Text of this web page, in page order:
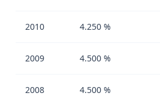
2010 4.250 %
2009 4.500 %
2008 4.500 %